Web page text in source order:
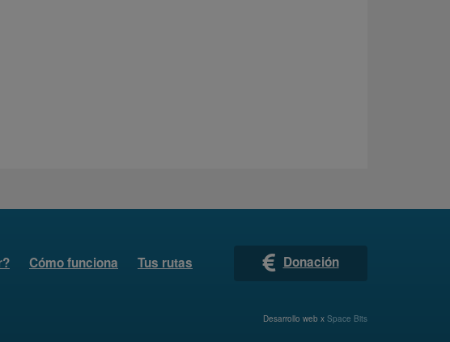
Cómo funciona Tus rutas Donación
Desarrollo web x Space Bits